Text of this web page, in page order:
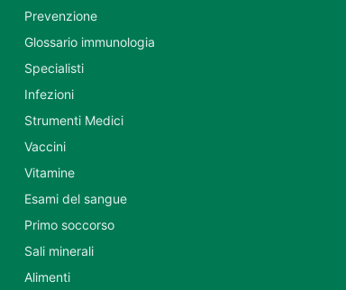
Prevenzione
Glossario immunologia
Specialisti
Infezioni
Strumenti Medici
Vaccini
Vitamine
Esami del sangue
Primo soccorso
Sali minerali
Alimenti